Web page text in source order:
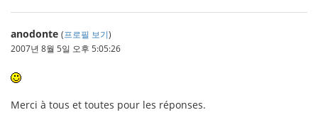
anodonte (프로필 보기)
2007년 8월 5일 오후 5:05:26
Merci à tous et toutes pour les réponses.